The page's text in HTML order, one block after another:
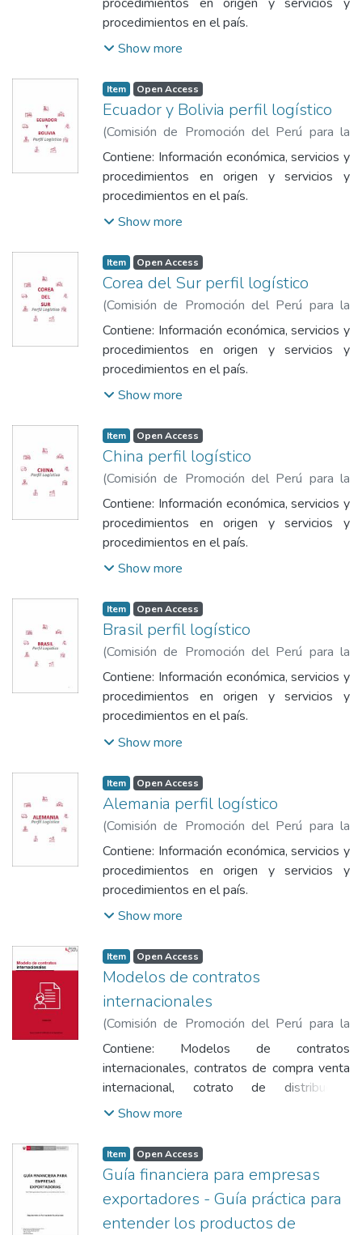
y el Turismo
procedimientos en el país.
Show more
Item Open Access
Ecuador y Bolivia perfil logístico
(Comisión de Promoción del Perú para la
Exportación y el Turismo,2023 )Comisión
de Promoción del Perú para la Exportación
y el Turismo
Contiene: Información económica, servicios y
procedimientos en origen y servicios y
procedimientos en el país.
Show more
Item Open Access
Corea del Sur perfil logístico
(Comisión de Promoción del Perú para la
Exportación y el Turismo,2023 )Comisión
de Promoción del Perú para la Exportación
y el Turismo
Contiene: Información económica, servicios y
procedimientos en origen y servicios y
procedimientos en el país.
Show more
Item Open Access
China perfil logístico
(Comisión de Promoción del Perú para la
Exportación y el Turismo,2023 )Comisión
de Promoción del Perú para la Exportación
y el Turismo
Contiene: Información económica, servicios y
procedimientos en origen y servicios y
procedimientos en el país.
Show more
Item Open Access
Brasil perfil logístico
(Comisión de Promoción del Perú para la
Exportación y el Turismo,2023 )Comisión
de Promoción del Perú para la Exportación
y el Turismo
Contiene: Información económica, servicios y
procedimientos en origen y servicios y
procedimientos en el país.
Show more
Item Open Access
Alemania perfil logístico
(Comisión de Promoción del Perú para la
Exportación y el Turismo,2023 )Comisión
de Promoción del Perú para la Exportación
y el Turismo
Contiene: Información económica, servicios y
procedimientos en origen y servicios y
procedimientos en el país.
Show more
Item Open Access
Modelos de contratos
internacionales
(Comisión de Promoción del Perú para la
Exportación y el Turismo
2023-10)
Comisión de Promoción del Perú para la
Exportación y el Turismo
Contiene: Modelos de contratos
internacionales, contratos de compra venta
internacional, cotrato de distribución,
contrato de Joint Venture, contrato Know
marcas, contrato de agente intermediario,
contrato factoring, contrato franchising -
franquicia, contrato leasing y modelos de
contratos y tips.
Show more
Item Open Access
Guía financiera para empresas
exportadores - Guía práctica para
entender los productos de